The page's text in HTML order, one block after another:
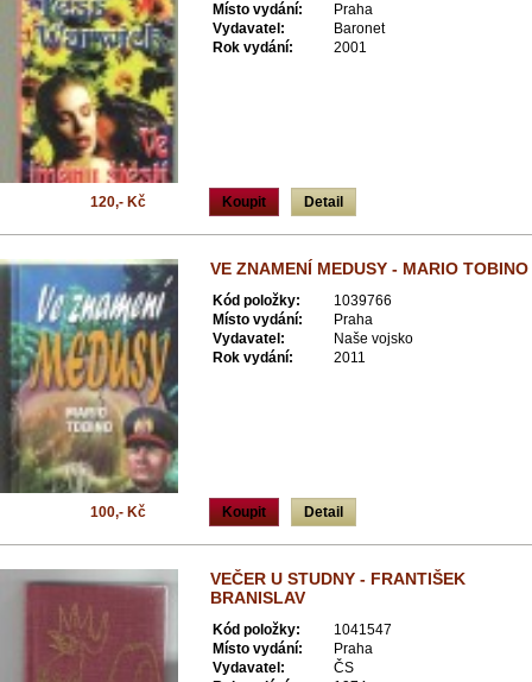
Místo vydání:
Praha
Vydavatel:
Baronet
Rok vydání:
2001
Koupit Detail
120,- Kč
VE ZNAMENÍ MEDUSY - MARIO TOBINO
Kód položky:
1039766
Místo vydání:
Praha
Vydavatel:
Naše vojsko
Rok vydání:
2011
Koupit Detail
100,- Kč
VEČER U STUDNY - FRANTIŠEK
BRANISLAV
Kód položky:
1041547
Místo vydání:
Praha
Vydavatel:
ČS